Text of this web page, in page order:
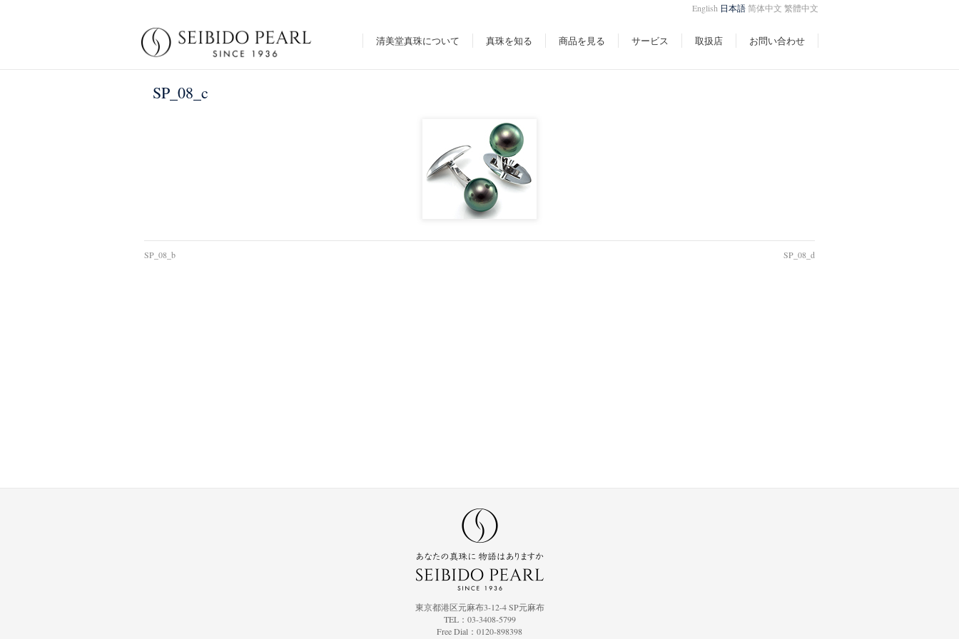
English 日本語简体中文 繁體中文
清美堂真珠について 真珠を知る 商品を見る サービス 取扱店 お問い合わせ
SP_08_c
SP_08_b SP_08_d
東京都港区元麻布3-12-4 SP元麻布
TEL：03-3408-5799
Free Dial：0120-898398